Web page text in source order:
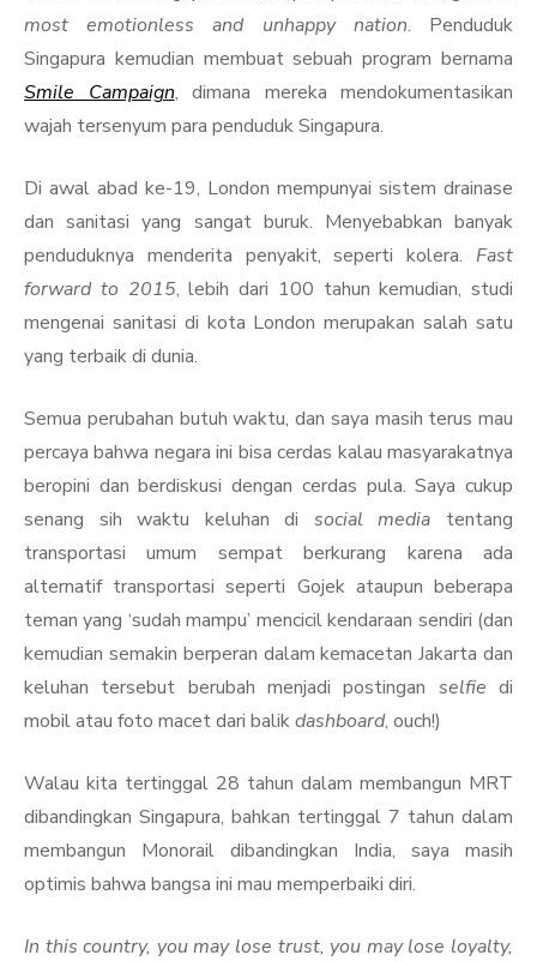
most emotionless and unhappy nation. Penduduk
Singapura kemudian membuat sebuah program bernama
Smile Campaign, dimana mereka mendokumentasikan
wajah tersenyum para penduduk Singapura.
Di awal abad ke-19, London mempunyai sistem drainase
dan sanitasi yang sangat buruk. Menyebabkan banyak
penduduknya menderita penyakit, seperti kolera. Fast
forward to 2015, lebih dari 100 tahun kemudian, studi
mengenai sanitasi di kota London merupakan salah satu
yang terbaik di dunia.
Semua perubahan butuh waktu, dan saya masih terus mau
percaya bahwa negara ini bisa cerdas kalau masyarakatnya
beropini dan berdiskusi dengan cerdas pula. Saya cukup
senang sih waktu keluhan di social media tentang
transportasi umum sempat berkurang karena ada
alternatif transportasi seperti Gojek ataupun beberapa
teman yang ‘sudah mampu’ mencicil kendaraan sendiri (dan
kemudian semakin berperan dalam kemacetan Jakarta dan
keluhan tersebut berubah menjadi postingan selfie di
mobil atau foto macet dari balikdashboard, ouch!)
Walau kita tertinggal 28 tahun dalam membangun MRT
dibandingkan Singapura, bahkan tertinggal 7 tahun dalam
membangun Monorail dibandingkan India, saya masih
optimis bahwa bangsa ini mau memperbaiki diri.
In this country, you may lose trust, you may lose loyalty,